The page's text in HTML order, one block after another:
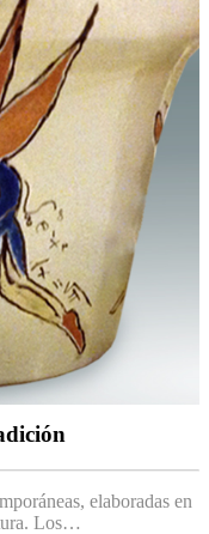
elaboradas en
Los…